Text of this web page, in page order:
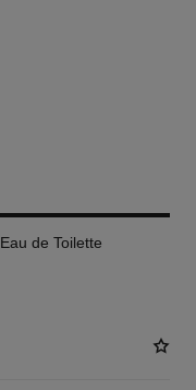
de Toilette